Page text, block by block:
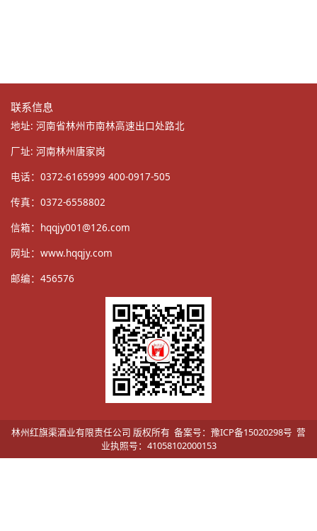
联系信息
地址: 河南省林州市南林高速出口处路北
厂址: 河南林州唐家岗
电话：0372-6165999 400-0917-505
传真：0372-6558802
信箱： hqqjy001@126.com
网址： www.hqqjy.com
邮编：456576
林州红旗渠酒业有限责任公司 版权所有 备案号：豫ICP备15020298号 营
业执照号：41058102000153